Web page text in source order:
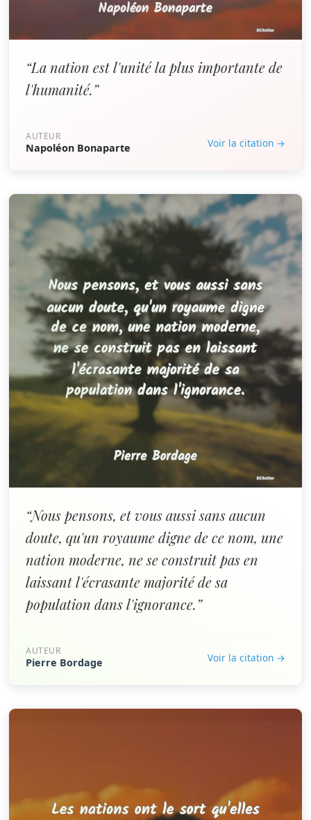
“La nation est l'unité la plus importante de
l'humanité.”
AUTEUR
Napoléon Bonaparte Voir la citation →
“Nous pensons, et vous aussi sans aucun
doute, qu'un royaume digne de ce nom, une
nation moderne, ne se construit pas en
laissant l'écrasante majorité de sa
population dans l'ignorance.”
AUTEUR
Pierre Bordage Voir la citation →